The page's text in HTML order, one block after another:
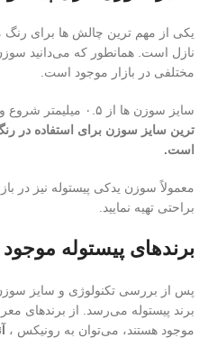
یکی از مهم ترین چالش ها برای رنگ
نازل است. همانطور که می‌دانید
مختلفی در بازار موجود است.
سایز سوزن ها از ۰.۵ میلیمتر شروع و تا ۳ میلیمتر ادامه دارد. اما
است.
معمولاً سوزن یدکی پیستوله نیز در
براحتی تهیه نمایید.
برندهای پیستوله موجود
پس از بررسی تکنولوژی و سایز
برند پیستوله می‌رسد. از برندهای
موجود هستند، می‌توان به رونیکس ،